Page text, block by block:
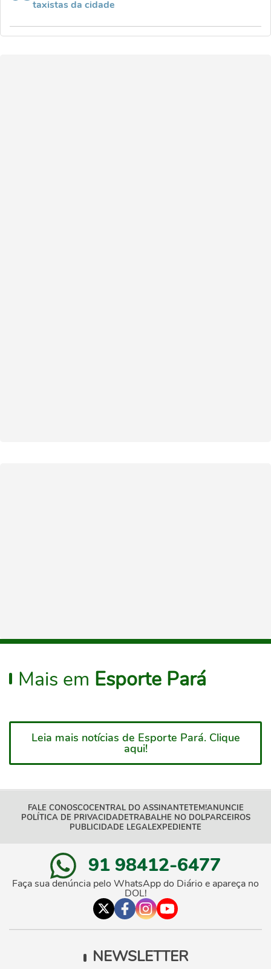
taxistas da cidade
Mais em Esporte Pará
Leia mais notícias de Esporte Pará. Clique
aqui!
FALE CONOSCOCENTRAL DO ASSINANTETEM!ANUNCIE
POLÍTICA DE PRIVACIDADETRABALHE NO DOLPARCEIROS
PUBLICIDADE LEGALEXPEDIENTE
91 98412-6477
Faça sua denúncia pelo WhatsApp do Diário e apareça no
DOL!
NEWSLETTER